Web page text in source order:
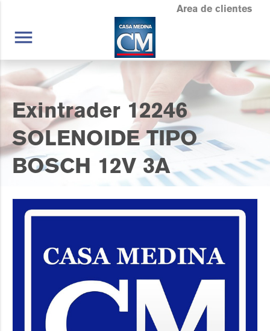
Area de clientes
menu
Exintrader 12246
SOLENOIDE TIPO
BOSCH 12V 3A